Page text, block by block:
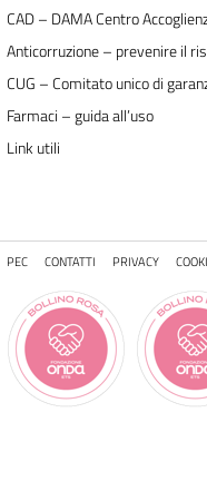
CAD – DAMA Centro
Anticorruzione – prevenire il
CUG – Comitato unico di
Farmaci – guida all’uso
Link utili
PEC CONTATTI PRIVACY